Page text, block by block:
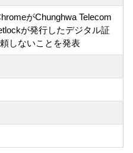
がChunghwa Telecom
が発行したデジタル証
しないことを発表